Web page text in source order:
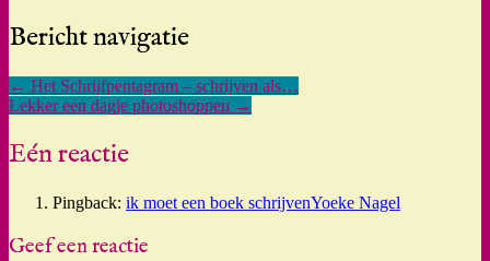
Bericht navigatie
← Het Schrijfpentagram – schrijven als…
Lekker een dagje photoshoppen →
Eén reactie
Pingback: ik moet een boek schrijvenYoeke Nagel
Geef een reactie